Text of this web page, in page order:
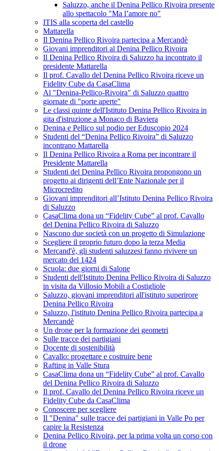
Saluzzo, anche il Denina Pellico Rivoira presente
allo spettacolo "Ma l’amore no"
ITIS alla scoperta del castello
Mattarella
Il Denina Pellico Rivoira partecipa a Mercandè
Giovani imprenditori al Denina Pellico Rivoira
Il Denina Pellico Rivoira di Saluzzo ha incontrato il
presidente Mattarella
Il prof. Cavallo del Denina Pellico Rivoira riceve un
Fidelity Cube da CasaClima
Al "Denina-Pellico-Rivoira" di Saluzzo quattro
giornate di "porte aperte"
Le classi quinte dell'Istituto Denina Pellico Rivoira in
gita d'istruzione a Monaco di Baviera
Denina e Pellico sul podio per Eduscopio 2024
Studenti del “Denina Pellico Rivoira” di Saluzzo
incontrano Mattarella
Il Denina Pellico Rivoira a Roma per incontrare il
Presidente Mattarella
Studenti del Denina Pellico Rivoira propongono un
progetto ai dirigenti dell’Ente Nazionale per il
Microcredito
Giovani imprenditori all’Istituto Denina Pellico Rivoira
di Saluzzo
CasaClima dona un “Fidelity Cube” al prof. Cavallo
del Denina Pellico Rivoira di Saluzzo
Nascono due società con un progetto di Simulazione
Scegliere il proprio futuro dopo la terza Media
Mercand'è, gli studenti saluzzesi fanno rivivere un
mercato del 1424
Scuola: due giorni di Salone
Studenti dell'Istituto Denina Pellico Rivoira di Saluzzo
in visita da Villosio Mobili a Costigliole
Saluzzo, giovani imprenditori all'istituto superirore
Denina Pellico Rivoira
Saluzzo, l'istituto Denina Pellico Rivoira partecipa a
Mercandè
Un drone per la formazione dei geometri
Sulle tracce dei partigiani
Docente di sostenibilità
Cavallo: progettare e costruire bene
Rafting in Valle Stura
CasaClima dona un “Fidelity Cube” al prof. Cavallo
del Denina Pellico Rivoira di Saluzzo
Il prof. Cavallo del Denina Pellico Rivoira riceve un
Fidelity Cube da CasaClima
Conoscere per scegliere
Il "Denina" sulle tracce dei partigiani in Valle Po per
capire la Resistenza
Denina Pellico Rivoira, per la prima volta un corso con
il drone